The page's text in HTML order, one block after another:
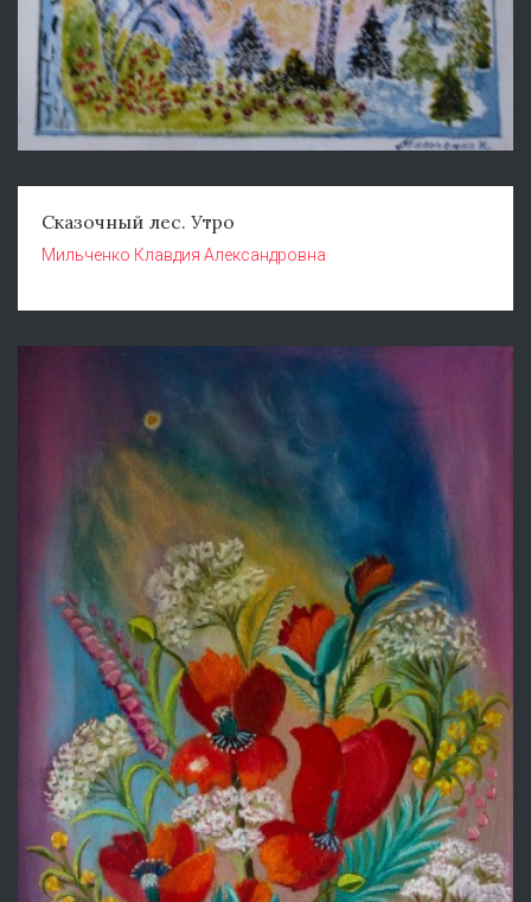
Сказочный лес. Утро
Мильченко Клавдия Александровна